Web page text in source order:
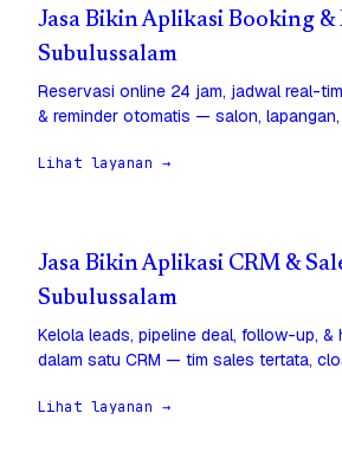
Jasa Bikin Aplikasi Booking &
Subulussalam
Reservasi online 24 jam, jadwal real-
& reminder otomatis — salon,
Lihat layanan →
Jasa Bikin Aplikasi CRM &
Subulussalam
Kelola leads, pipeline deal, follow-up, &
dalam satu CRM — tim sales tertata,
Lihat layanan →